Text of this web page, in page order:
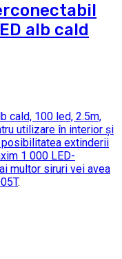
alb cald
cald, 100 led, 2.5m,
utilizare în interior și
posibilitatea extinderii
1 000 LED-
multor siruri vei avea
.